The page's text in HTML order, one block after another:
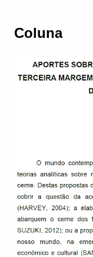
Coluna